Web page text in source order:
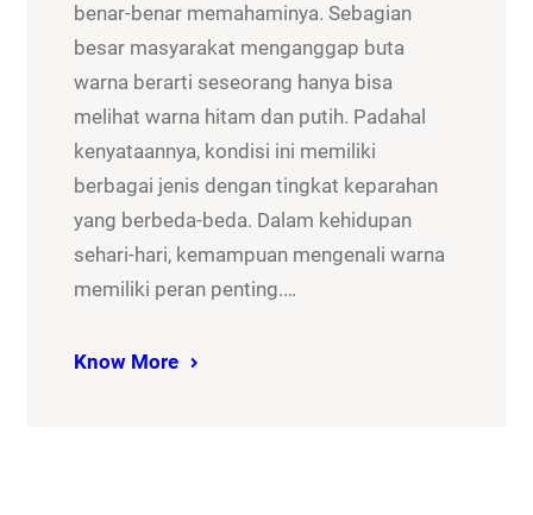
benar-benar memahaminya. Sebagian
besar masyarakat menganggap buta
warna berarti seseorang hanya bisa
melihat warna hitam dan putih. Padahal
kenyataannya, kondisi ini memiliki
berbagai jenis dengan tingkat keparahan
yang berbeda-beda. Dalam kehidupan
sehari-hari, kemampuan mengenali warna
memiliki peran penting.…
Know More